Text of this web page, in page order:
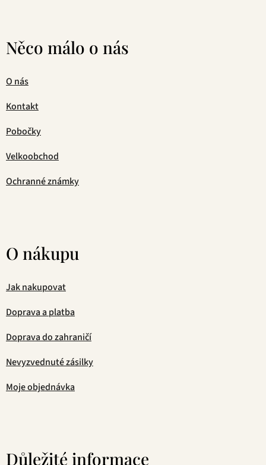
Něco málo o nás
O nás
Kontakt
Pobočky
Velkoobchod
Ochranné známky
O nákupu
Jak nakupovat
Doprava a platba
Doprava do zahraničí
Nevyzvednuté zásilky
Moje objednávka
Důležité informace